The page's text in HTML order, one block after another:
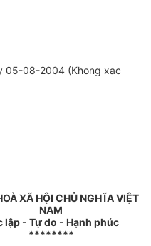
05-08-2004 (Khong xac
XÃ HỘI CHỦ NGHĨA VIỆT
NAM
lập - Tự do - Hạnh phúc
********